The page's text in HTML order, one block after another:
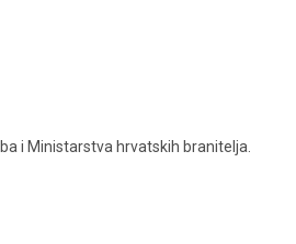
i Ministarstva hrvatskih branitelja.